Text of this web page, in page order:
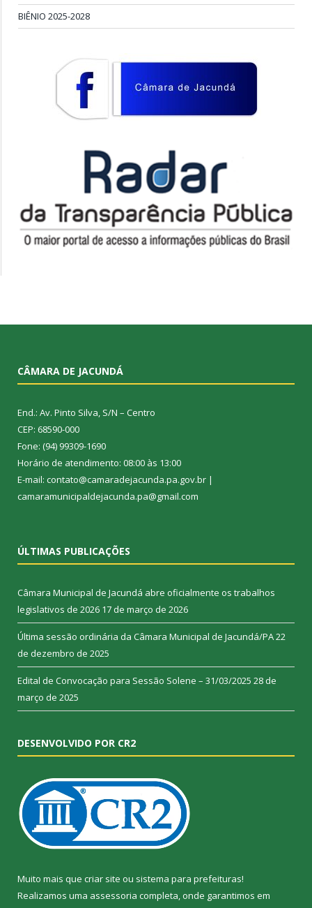
BIÊNIO 2025-2028
CÂMARA DE JACUNDÁ
End.: Av. Pinto Silva, S/N – Centro
CEP: 68590-000
Fone: (94) 99309-1690
Horário de atendimento: 08:00 às 13:00
E-mail: contato@camaradejacunda.pa.gov.br |
camaramunicipaldejacunda.pa@gmail.com
ÚLTIMAS PUBLICAÇÕES
Câmara Municipal de Jacundá abre oficialmente os trabalhos
legislativos de 2026 17 de março de 2026
Última sessão ordinária da Câmara Municipal de Jacundá/PA22
de dezembro de 2025
Edital de Convocação para Sessão Solene – 31/03/2025 28 de
março de 2025
DESENVOLVIDO POR CR2
Muito mais que criar site ou sistema para prefeituras!
Realizamos uma assessoria completa, onde garantimos em